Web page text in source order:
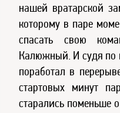
нашей вратарской
которому в паре
спасать свою
Калюжный. И судя по
поработал в
стартовых минут
старались поменьше